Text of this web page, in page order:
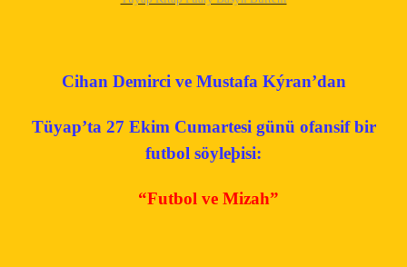
Cihan Demirci ve Mustafa Kýran’dan
Tüyap’ta 27 Ekim Cumartesi günü ofansif bir
futbol söyleþisi:
“Futbol ve Mizah”